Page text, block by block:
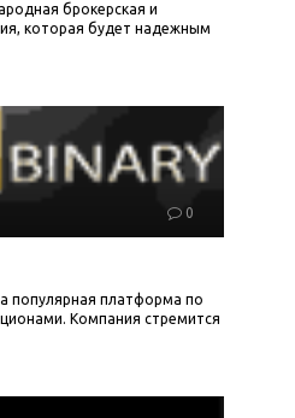
брокерская и
которая будет надежным
0
популярная платформа по
Компания стремится